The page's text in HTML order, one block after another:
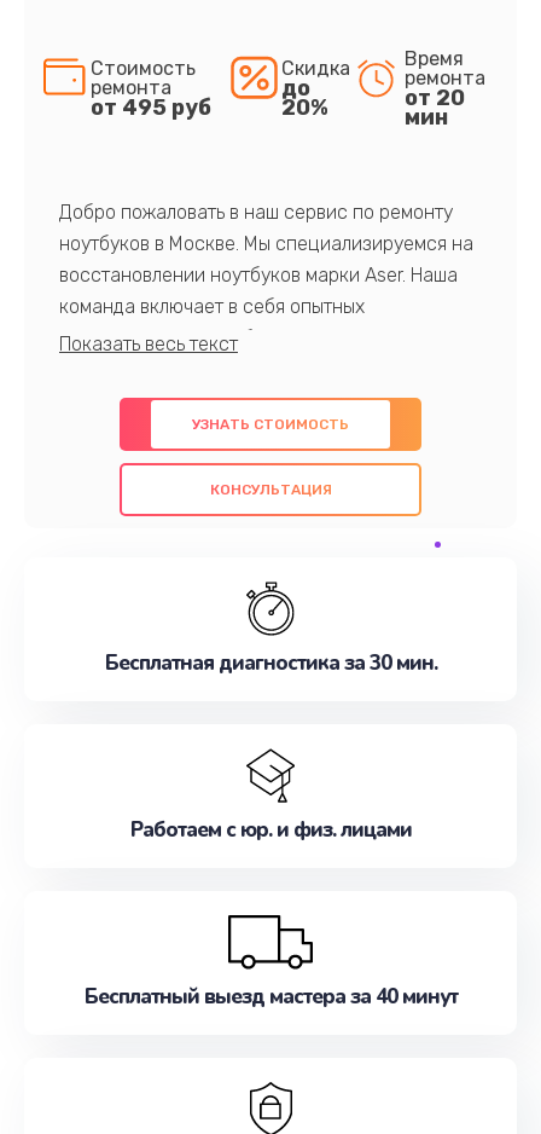
Стоимость
ремонта
от 495 руб
Скидка
до
20%
Время
ремонта
от 20
мин
Добро пожаловать в наш сервис по ремонту
ноутбуков в Москве. Мы специализируемся на
восстановлении ноутбуков марки Aser. Наша
команда включает в себя опытных
профессионалов с обширными знаниями и
предлагаем быстрый и качественный ремонт с
использованием оригинальных компонентов, а
также гарантируем качество всех
проведенных работ. Наша цель - предоставить
наилучшим образом. Не медлите записаться на
УЗНАТЬ СТОИМОСТЬ
КОНСУЛЬТАЦИЯ
Бесплатная диагностика за 30 мин.
Работаем с юр. и физ. лицами
Бесплатный выезд мастера за 40 минут